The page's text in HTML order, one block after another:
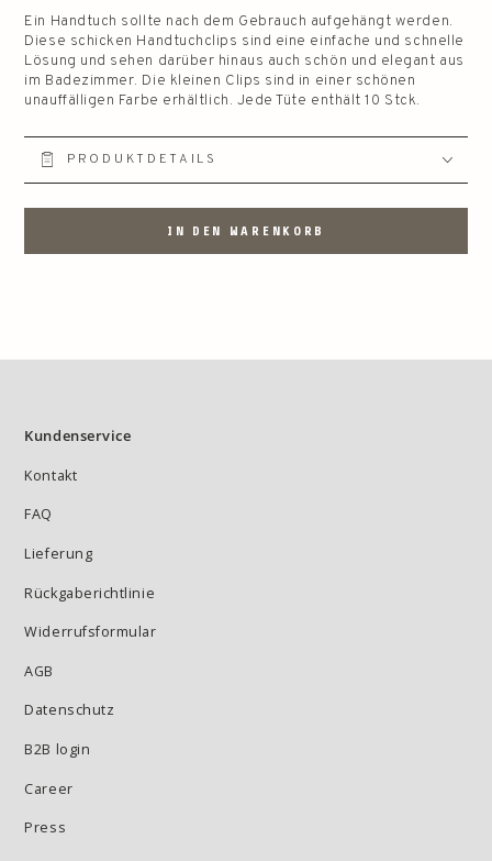
Ein Handtuch sollte nach dem Gebrauch aufgehängt werden.
Diese schicken Handtuchclips sind eine einfache und schnelle
Lösung und sehen darüber hinaus auch schön und elegant aus
im Badezimmer. Die kleinen Clips sind in einer schönen
unauffälligen Farbe erhältlich. Jede Tüte enthält 10 Stck.
PRODUKTDETAILS
IN DEN WARENKORB
Kundenservice
Kontakt
FAQ
Lieferung
Rückgaberichtlinie
Widerrufsformular
AGB
Datenschutz
B2B login
Career
Press